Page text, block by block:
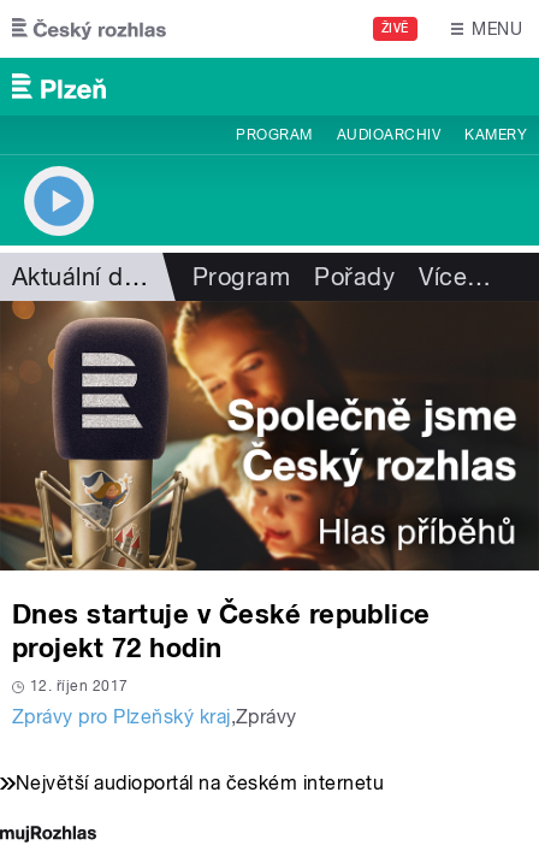
Přejít k hlavnímu obsahu
ŽIVĚ MENU
PROGRAM AUDIOARCHIV KAMERY
Aktuální dění Program Pořady Více…
Dnes startuje v České republice
projekt 72 hodin
12. říjen 2017
Zprávy pro Plzeňský kraj,Zprávy
Největší audioportál na českém internetu